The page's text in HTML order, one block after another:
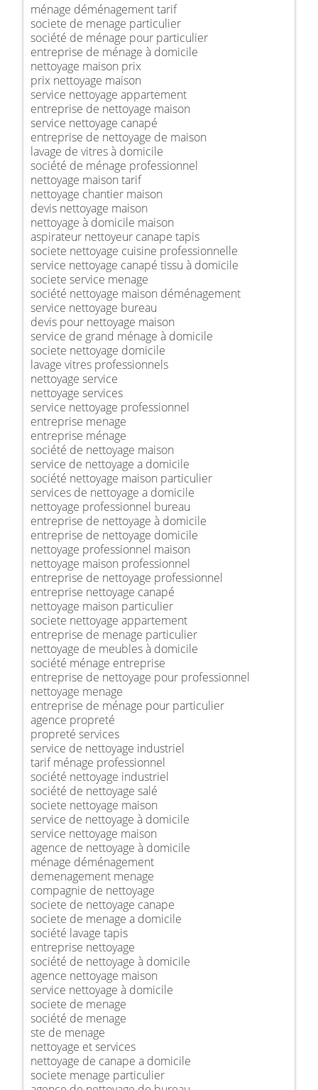
ménage déménagement tarif
societe de menage particulier
société de ménage pour particulier
entreprise de ménage à domicile
nettoyage maison prix
prix nettoyage maison
service nettoyage appartement
entreprise de nettoyage maison
service nettoyage canapé
entreprise de nettoyage de maison
lavage de vitres à domicile
société de ménage professionnel
nettoyage maison tarif
nettoyage chantier maison
devis nettoyage maison
nettoyage à domicile maison
aspirateur nettoyeur canape tapis
societe nettoyage cuisine professionnelle
service nettoyage canapé tissu à domicile
societe service menage
société nettoyage maison déménagement
service nettoyage bureau
devis pour nettoyage maison
service de grand ménage à domicile
societe nettoyage domicile
lavage vitres professionnels
nettoyage service
nettoyage services
service nettoyage professionnel
entreprise menage
entreprise ménage
société de nettoyage maison
service de nettoyage a domicile
société nettoyage maison particulier
services de nettoyage a domicile
nettoyage professionnel bureau
entreprise de nettoyage à domicile
entreprise de nettoyage domicile
nettoyage professionnel maison
nettoyage maison professionnel
entreprise de nettoyage professionnel
entreprise nettoyage canapé
nettoyage maison particulier
societe nettoyage appartement
entreprise de menage particulier
nettoyage de meubles à domicile
société ménage entreprise
entreprise de nettoyage pour professionnel
nettoyage menage
entreprise de ménage pour particulier
agence propreté
propreté services
service de nettoyage industriel
tarif ménage professionnel
société nettoyage industriel
société de nettoyage salé
societe nettoyage maison
service de nettoyage à domicile
service nettoyage maison
agence de nettoyage à domicile
ménage déménagement
demenagement menage
compagnie de nettoyage
societe de nettoyage canape
societe de menage a domicile
société lavage tapis
entreprise nettoyage
société de nettoyage à domicile
agence nettoyage maison
service nettoyage à domicile
societe de menage
société de menage
ste de menage
nettoyage et services
nettoyage de canape a domicile
societe menage particulier